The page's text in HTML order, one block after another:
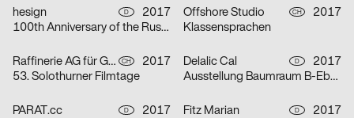
hesign D
2017
100th Anniversary of the Russian Revolution
Offshore Studio CH
2017
Klassensprachen
Raffinerie AG für Gestaltung CH
2017
53. Solothurner Filmtage
Delalic Cal D
2017
Ausstellung Baumraum B-Ebene
PARAT.cc D
2017
Fitz Marian D
2017